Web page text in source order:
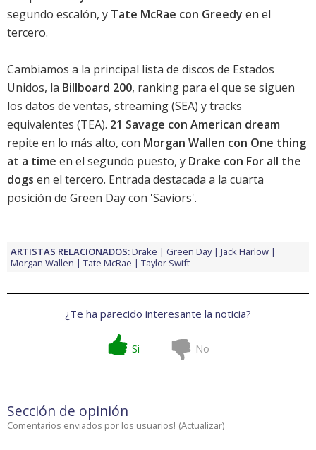
segundo escalón, y Tate McRae con Greedy en el
tercero.
Cambiamos a la principal lista de discos de Estados
Unidos, la Billboard 200, ranking para el que se siguen
los datos de ventas, streaming (SEA) y tracks
equivalentes (TEA). 21 Savage con American dream
repite en lo más alto, con Morgan Wallen con One thing
at a time en el segundo puesto, y Drake con For all the
dogs en el tercero. Entrada destacada a la cuarta
posición de Green Day con 'Saviors'.
ARTISTAS RELACIONADOS:Drake Green Day
Jack Harlow
Morgan Wallen
Tate McRae Taylor Swift
¿Te ha parecido interesante la noticia?
Si No
Sección de opinión
Comentarios enviados por los usuarios! (Actualizar)